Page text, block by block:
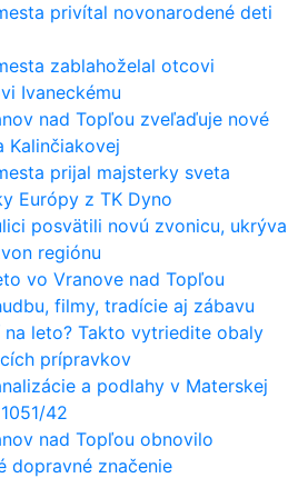
privítal novonarodené deti
zablahoželal otcovi
Ivaneckému
nad Topľou zveľaďuje nové
Kalinčiakovej
prijal majsterky sveta
Európy z TK Dyno
posvätili novú zvonicu, ukrýva
regiónu
vo Vranove nad Topľou
filmy, tradície aj zábavu
na leto? Takto vytriedite obaly
prípravkov
a podlahy v Materskej
42
nad Topľou obnovilo
dopravné značenie